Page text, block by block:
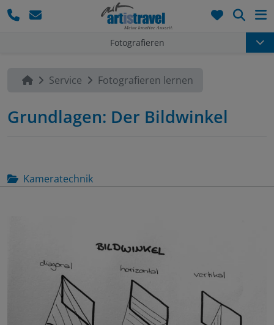
Fotografieren
Service Fotografieren lernen
Grundlagen: Der Bildwinkel
Kameratechnik